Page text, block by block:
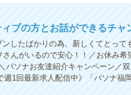
ブの方とお話ができるチャ
したばかりの為、新しくてとって
んがいるので安心！！／お休み希
パソナお友達紹介キャンペーン／
週1回最新求人配信中》「パソナ福